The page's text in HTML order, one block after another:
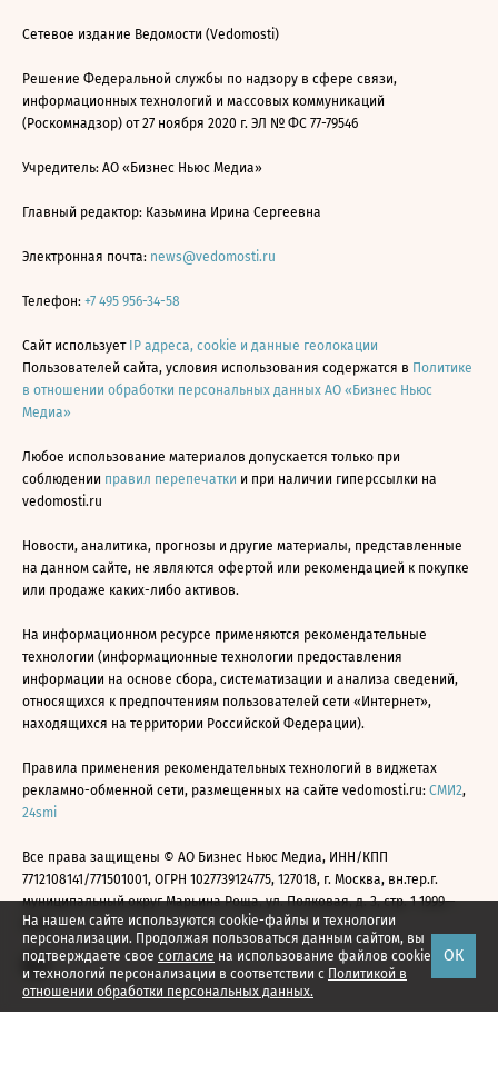
На нашем сайте используются cookie-файлы и технологии
персонализации. Продолжая пользоваться данным сайтом, вы
подтверждаете свое согласие на использование файлов cookie
и технологий персонализации в соответствии с Политикой в
отношении обработки персональных данных.
ОК
Сетевое издание Ведомости (Vedomosti)
Решение Федеральной службы по надзору в сфере связи,
информационных технологий и массовых коммуникаций
(Роскомнадзор) от 27 ноября 2020 г. ЭЛ № ФС 77-79546
Учредитель: АО «Бизнес Ньюс Медиа»
Главный редактор: Казьмина Ирина Сергеевна
Электронная почта: news@vedomosti.ru
Телефон: +7 495 956-34-58
Сайт использует IP адреса, cookie и данные геолокации
Пользователей сайта, условия использования содержатся в Политике
в отношении обработки персональных данных АО «Бизнес Ньюс
Медиа»
Любое использование материалов допускается только при
соблюдении правил перепечатки и при наличии гиперссылки на
vedomosti.ru
Новости, аналитика, прогнозы и другие материалы, представленные
на данном сайте, не являются офертой или рекомендацией к покупке
или продаже каких-либо активов.
На информационном ресурсе применяются рекомендательные
технологии (информационные технологии предоставления
информации на основе сбора, систематизации и анализа сведений,
относящихся к предпочтениям пользователей сети «Интернет»,
находящихся на территории Российской Федерации).
Правила применения рекомендательных технологий в виджетах
рекламно-обменной сети, размещенных на сайте vedomosti.ru: СМИ2,
24smi
Все права защищены © АО Бизнес Ньюс Медиа, ИНН/КПП
7712108141/771501001, ОГРН 1027739124775, 127018, г. Москва, вн.тер.г.
муниципальный округ Марьина Роща, ул. Полковая, д. 3, стр. 1 1999—
2026